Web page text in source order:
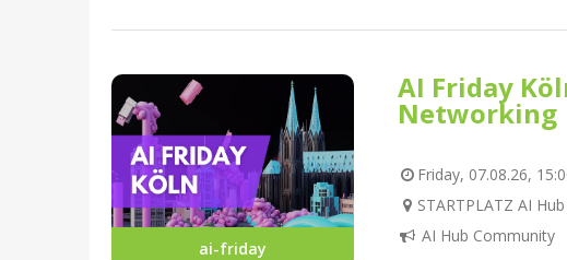
ai-friday
AI Friday
Networking
Friday, 07.08.26,
STARTPLATZ AI
AI Hub Community